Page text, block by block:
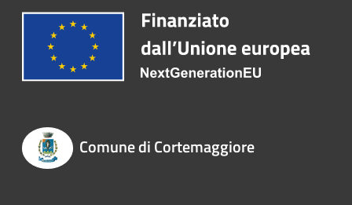
Comune di Cortemaggiore